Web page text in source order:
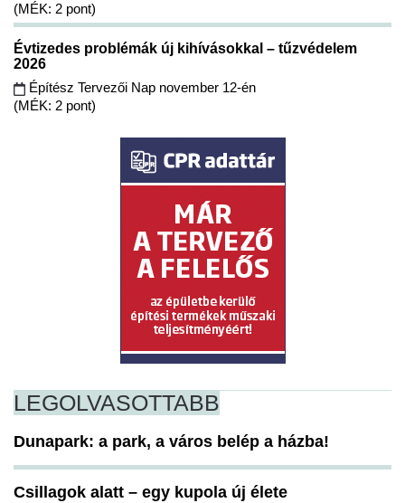
(MÉK: 2 pont)
Évtizedes problémák új kihívásokkal – tűzvédelem
2026
Építész Tervezői Nap november 12-én
(MÉK: 2 pont)
LEGOLVASOTTABB
Dunapark: a park, a város belép a házba!
Csillagok alatt – egy kupola új élete